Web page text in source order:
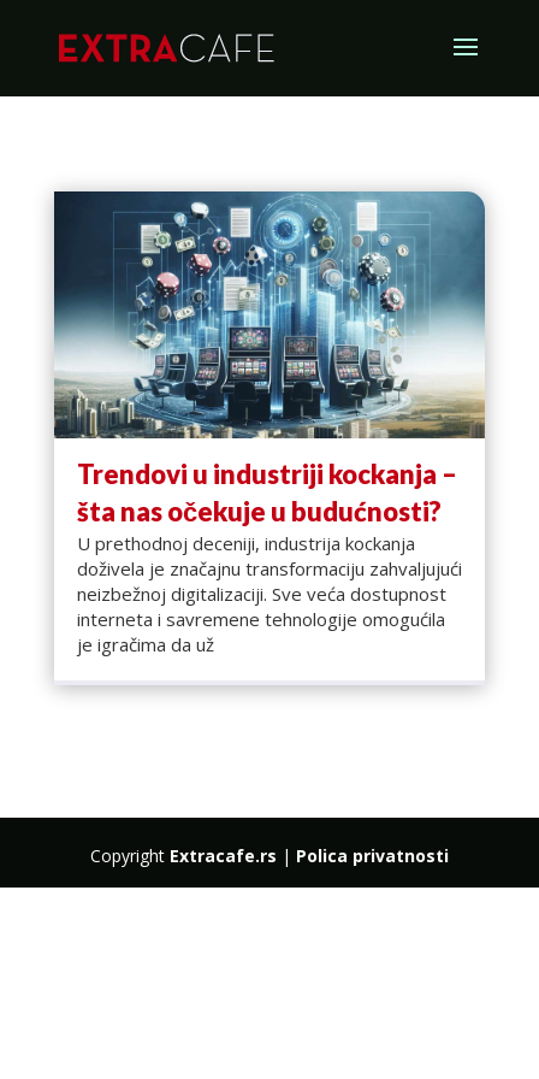
Trendovi u industriji kockanja –
šta nas očekuje u budućnosti?
U prethodnoj deceniji, industrija kockanja
doživela je značajnu transformaciju zahvaljujući
neizbežnoj digitalizaciji. Sve veća dostupnost
interneta i savremene tehnologije omogućila
je igračima da už
Copyright Extracafe.rs | Polica privatnosti